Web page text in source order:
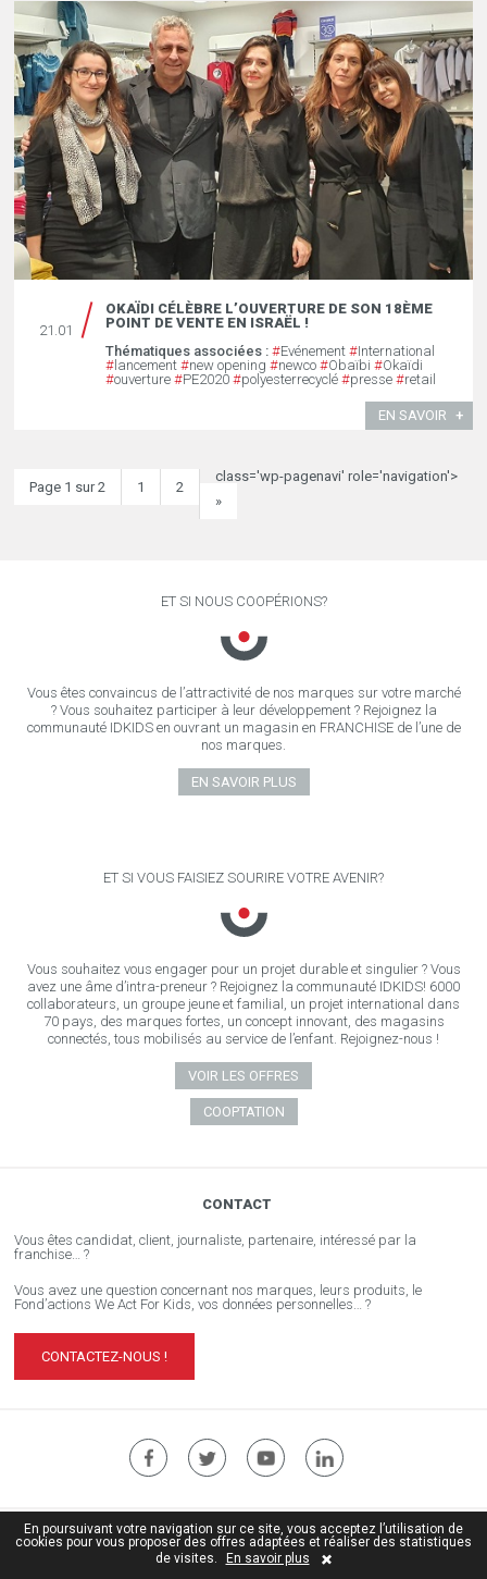
En poursuivant votre navigation sur ce site, vous acceptez l’utilisation de
cookies pour vous proposer des offres adaptées et réaliser des statistiques
de visites.
En savoir plus
21.01
OKAÏDI CÉLÈBRE L’OUVERTURE DE SON 18ÈME
POINT DE VENTE EN ISRAËL !
Thématiques associées : #Evénement #International
# lancement #new opening #newco #Obaïbi #Okaïdi
#ouverture #PE2020 #polyesterrecyclé #presse #retail
EN SAVOIR
class='wp-pagenavi' role='navigation'>
Page 1 sur 2 1
2
»
ET SI NOUS COOPÉRIONS?
Vous êtes convaincus de l’attractivité de nos marques sur votre marché
? Vous souhaitez participer à leur développement ? Rejoignez la
communauté IDKIDS en ouvrant un magasin en FRANCHISE de l’une de
nos marques.
EN SAVOIR PLUS
ET SI VOUS FAISIEZ SOURIRE VOTRE AVENIR?
Vous souhaitez vous engager pour un projet durable et singulier ? Vous
avez une âme d’intra-preneur ? Rejoignez la communauté IDKIDS! 6000
collaborateurs, un groupe jeune et familial, un projet international dans
70 pays, des marques fortes, un concept innovant, des magasins
connectés, tous mobilisés au service de l’enfant. Rejoignez-nous !
VOIR LES OFFRES
COOPTATION
CONTACT
Vous êtes candidat, client, journaliste, partenaire, intéressé par la
franchise… ?
Vous avez une question concernant nos marques, leurs produits, le
Fond’actions We Act For Kids, vos données personnelles… ?
CONTACTEZ-NOUS !
Site institutionnel ÏDKIDS
Crédits | © Copyright ïdkids 2017